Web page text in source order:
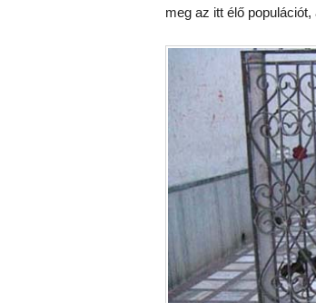
meg az itt élő